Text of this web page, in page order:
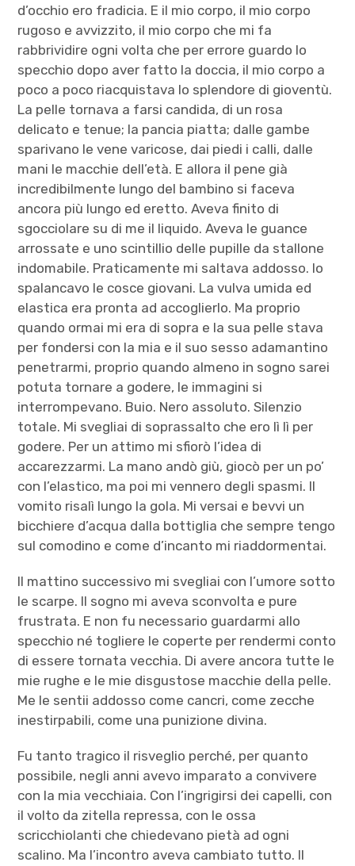
d’occhio ero fradicia. E il mio corpo, il mio corpo
rugoso e avvizzito, il mio corpo che mi fa
rabbrividire ogni volta che per errore guardo lo
specchio dopo aver fatto la doccia, il mio corpo a
poco a poco riacquistava lo splendore di gioventù.
La pelle tornava a farsi candida, di un rosa
delicato e tenue; la pancia piatta; dalle gambe
sparivano le vene varicose, dai piedi i calli, dalle
mani le macchie dell’età. E allora il pene già
incredibilmente lungo del bambino si faceva
ancora più lungo ed eretto. Aveva finito di
sgocciolare su di me il liquido. Aveva le guance
arrossate e uno scintillio delle pupille da stallone
indomabile. Praticamente mi saltava addosso. Io
spalancavo le cosce giovani. La vulva umida ed
elastica era pronta ad accoglierlo. Ma proprio
quando ormai mi era di sopra e la sua pelle stava
per fondersi con la mia e il suo sesso adamantino
penetrarmi, proprio quando almeno in sogno sarei
potuta tornare a godere, le immagini si
interrompevano. Buio. Nero assoluto. Silenzio
totale. Mi svegliai di soprassalto che ero lì lì per
godere. Per un attimo mi sfiorò l’idea di
accarezzarmi. La mano andò giù, giocò per un po’
con l’elastico, ma poi mi vennero degli spasmi. Il
vomito risalì lungo la gola. Mi versai e bevvi un
bicchiere d’acqua dalla bottiglia che sempre tengo
sul comodino e come d’incanto mi riaddormentai.
Il mattino successivo mi svegliai con l’umore sotto
le scarpe. Il sogno mi aveva sconvolta e pure
frustrata. E non fu necessario guardarmi allo
specchio né togliere le coperte per rendermi conto
di essere tornata vecchia. Di avere ancora tutte le
mie rughe e le mie disgustose macchie della pelle.
Me le sentii addosso come cancri, come zecche
inestirpabili, come una punizione divina.
Fu tanto tragico il risveglio perché, per quanto
possibile, negli anni avevo imparato a convivere
con la mia vecchiaia. Con l’ingrigirsi dei capelli, con
il volto da zitella repressa, con le ossa
scricchiolanti che chiedevano pietà ad ogni
scalino. Ma l’incontro aveva cambiato tutto. Il